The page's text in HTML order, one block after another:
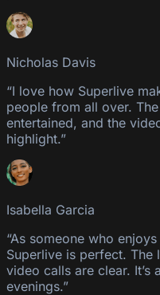
Nicholas Davis
“I love how Superlive
people from all over.
entertained, and the
highlight.”
Isabella Garcia
“As someone who
Superlive is perfect. The
video calls are clear.
evenings.”